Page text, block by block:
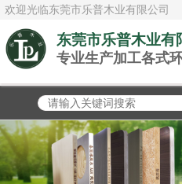
欢迎光临东莞市乐普木业有限公司
东莞市乐普木业有
专业生产加工各式
俄罗斯进口白桦
木
加拿大进口大白
松
泰国AAA橡胶木